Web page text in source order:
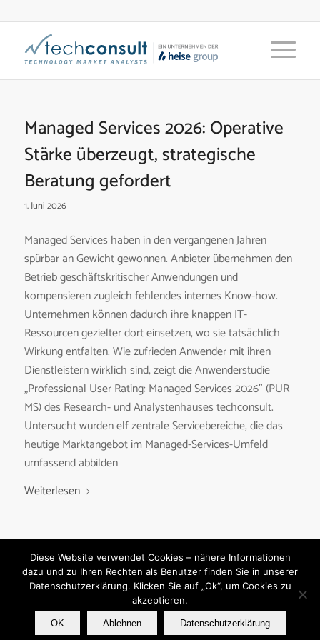
Managed Services 2026: Operative
Stärke überzeugt, strategische
Beratung gefordert
1. Juni 2026
Managed Services haben in den vergangenen Jahren
spürbar an Gewicht gewonnen. Anbieter übernehmen den
Betrieb geschäftskritischer Anwendungen und
kompensieren zugleich fehlendes internes Know-how.
Unternehmen können dadurch ihre knappen IT-
Ressourcen gezielter dort einsetzen, wo sie tatsächlich
Wirkung entfalten. Wie zufrieden Anwender mit ihren
Dienstleistern wirklich sind, zeigt die Anwenderstudie
„Professional User Rating: Managed Services 2026″ (PUR
MS) des Research- und Analystenhauses techconsult.
Untersucht wurden elf zentrale Servicebereiche, die das
heutige Marktangebot im Managed-Services-Umfeld
umfassend abbilden
Weiterlesen
© Copyright - techconsult GmbH
Kontakt
Impressum Datenschutzerklärung
Diese Website verwendet Cookies – nähere Informationen
dazu und zu Ihren Rechten als Benutzer finden Sie in unserer
Datenschutzerklärung. Klicken Sie auf „Ok“, um Cookies zu
akzeptieren.
OK Ablehnen Datenschutzerklärung